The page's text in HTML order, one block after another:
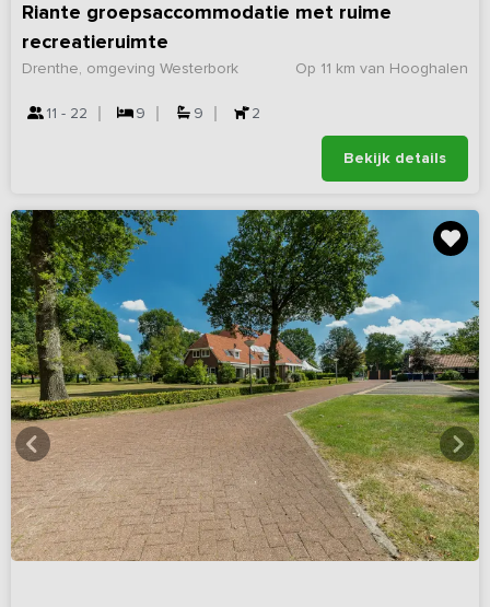
Riante groepsaccommodatie met ruime
recreatieruimte
Op 11 km van Hooghalen
Drenthe, omgeving Westerbork
11 - 22 9 9 2
Bekijk details